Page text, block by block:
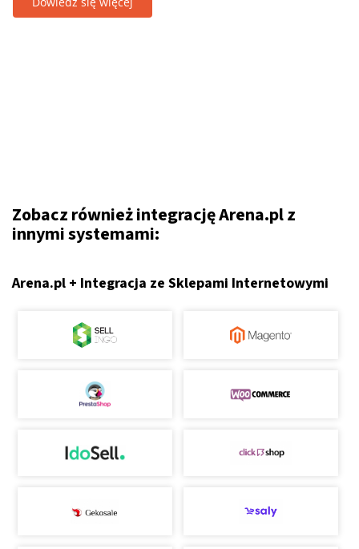
Zobacz również integrację Arena.pl z
innymi systemami:
Arena.pl + Integracja ze Sklepami Internetowymi